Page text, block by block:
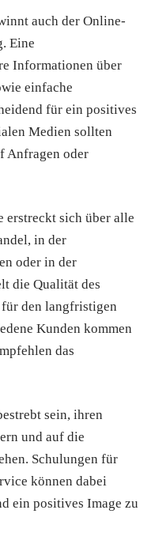
auch der Online-
Eine
Informationen über
einfache
für ein positives
Medien sollten
Anfragen oder
erstreckt sich über alle
in der
oder in der
die Qualität des
den langfristigen
Kunden kommen
das
sein, ihren
und auf die
Schulungen für
können dabei
ein positives Image zu